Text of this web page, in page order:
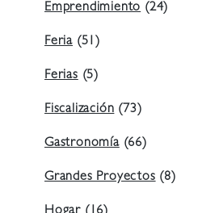
Emprendimiento (24)
Feria (51)
Ferias (5)
Fiscalización (73)
Gastronomía(66)
Grandes Proyectos (8)